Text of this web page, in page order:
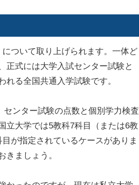
ついて取り上げられます。一体ど
正式には大学入試センター試験と
る全国共通入学試験です。
ンター試験の点数と個別学力検査
立大学では5教科7科目（または6教
が指定されているケースがありま
きましょう。